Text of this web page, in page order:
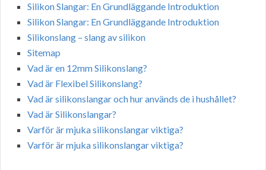
Silikon Slangar: En Grundläggande Introduktion
Silikon Slangar: En Grundläggande Introduktion
Silikonslang – slang av silikon
Sitemap
Vad är en 12mm Silikonslang?
Vad är Flexibel Silikonslang?
Vad är silikonslangar och hur används de i hushållet?
Vad är Silikonslangar?
Varför är mjuka silikonslangar viktiga?
Varför är mjuka silikonslangar viktiga?